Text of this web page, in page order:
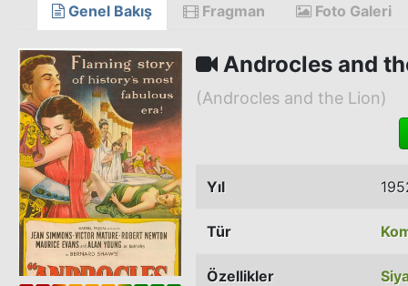
Genel Bakış Fragman Foto Galeri
Androcles and
(Androcles and the Lion)
Yıl
Tür
Özellikler